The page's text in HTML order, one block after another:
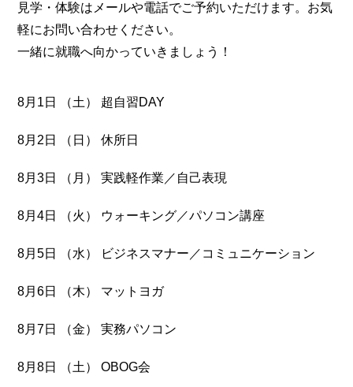
見学・体験はメールや電話でご予約いただけます。お気
軽にお問い合わせください。
一緒に就職へ向かっていきましょう！
8月1日 （土） 超自習DAY
8月2日 （日） 休所日
8月3日 （月） 実践軽作業／自己表現
8月4日 （火） ウォーキング／パソコン講座
8月5日 （水） ビジネスマナー／コミュニケーション
8月6日 （木） マットヨガ
8月7日 （金） 実務パソコン
8月8日 （土） OBOG会